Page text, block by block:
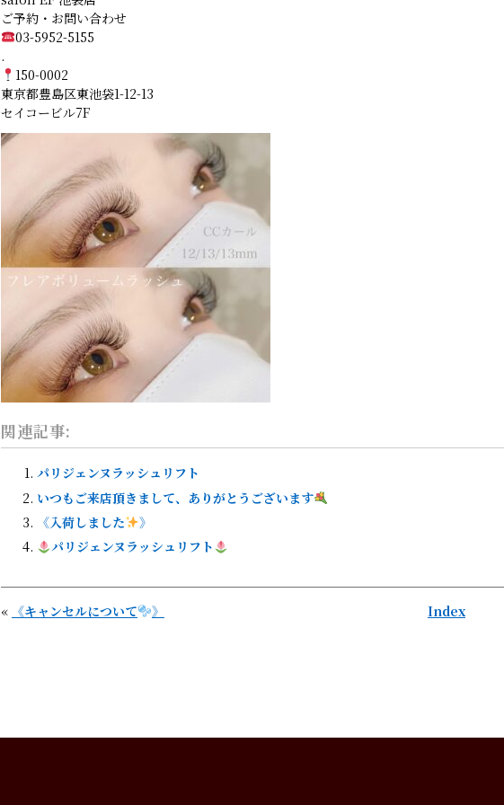
ご予約・お問い合わせ
03-5952-5155
.
150-0002
東京都豊島区東池袋1-12-13
セイコービル7F
関連記事:
パリジェンヌラッシュリフト
いつもご来店頂きまして、ありがとうございます
《入荷しました
》
パリジェンヌラッシュリフト
« 《キャンセルについて 》 Index